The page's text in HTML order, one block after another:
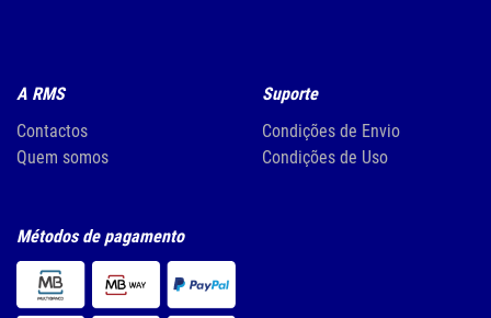
A RMS
Contactos
Quem somos
Suporte
Condições de Envio
Condições de Uso
Métodos de pagamento